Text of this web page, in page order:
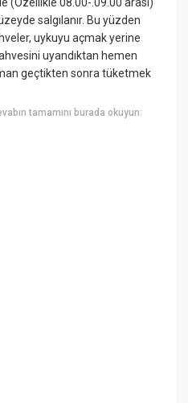
salgılanır. Bu yüzden
uykuyu açmak yerine
uyandıktan hemen
geçtikten sonra tüketmek
tamamını burada okuyun: